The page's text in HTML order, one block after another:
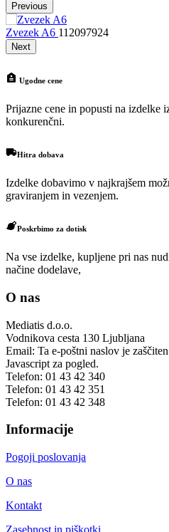
Previous
Zvezek A6 112097924
Next
Ugodne cene
Prijazne cene in popusti na izdelke
konkurenčni.
Hitra dobava
Izdelke dobavimo v najkrajšem
graviranjem in vezenjem.
Poskrbimo za dotisk
Na vse izdelke, kupljene pri nas
načine dodelave,
O nas
Mediatis d.o.o.
Vodnikova cesta 130 Ljubljana
Email: Ta e-poštni naslov je
Javascript za pogled.
Telefon: 01 43 42 340
Telefon: 01 43 42 351
Telefon: 01 43 42 348
Informacije
Pogoji poslovanja
O nas
Kontakt
Zasebnost in piškotki